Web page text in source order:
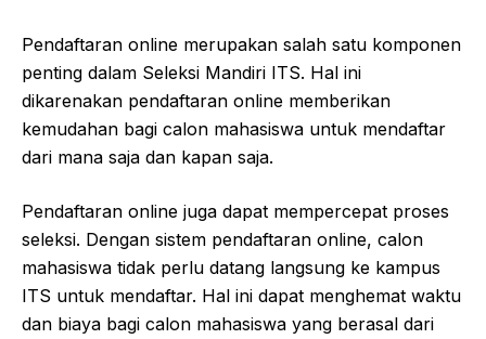
Pendaftaran online merupakan salah satu komponen
penting dalam Seleksi Mandiri ITS. Hal ini
dikarenakan pendaftaran online memberikan
kemudahan bagi calon mahasiswa untuk mendaftar
dari mana saja dan kapan saja.
Pendaftaran online juga dapat mempercepat proses
seleksi. Dengan sistem pendaftaran online, calon
mahasiswa tidak perlu datang langsung ke kampus
ITS untuk mendaftar. Hal ini dapat menghemat waktu
dan biaya bagi calon mahasiswa yang berasal dari